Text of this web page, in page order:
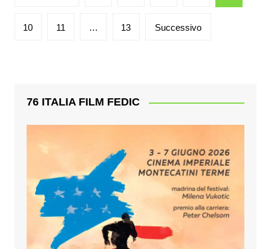
articoli
10 11 … 13 Successivo
76 ITALIA FILM FEDIC